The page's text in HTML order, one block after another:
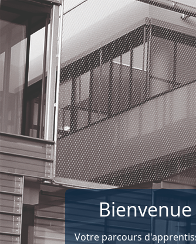
Passer au contenu principal
Votre parcours